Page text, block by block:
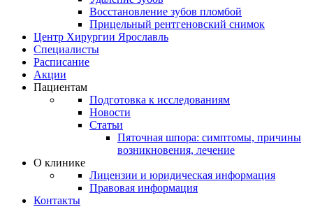
Восстановление зубов пломбой
Прицельный рентгеновский снимок
Центр Хирургии Ярославль
Специалисты
Расписание
Акции
Пациентам
Подготовка к исследованиям
Новости
Статьи
Пяточная шпора: симптомы, причины
возникновения, лечение
О клинике
Лицензии и юридическая информация
Правовая информация
Контакты